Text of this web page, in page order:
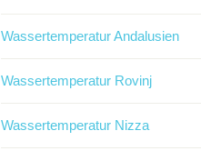
Wassertemperatur Andalusien
Wassertemperatur Rovinj
Wassertemperatur Nizza